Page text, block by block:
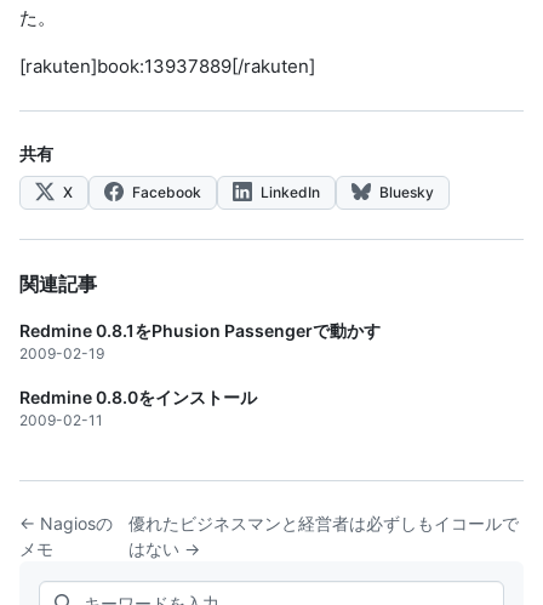
た。
[rakuten]book:13937889[/rakuten]
共有
X Facebook LinkedIn Bluesky
関連記事
Redmine 0.8.1をPhusion Passengerで動かす
2009-02-19
Redmine 0.8.0をインストール
2009-02-11
← Nagiosの
メモ
優れたビジネスマンと経営者は必ずしもイコールで
はない →
Search